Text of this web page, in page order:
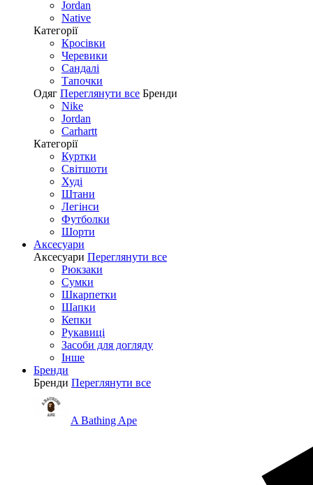
Jordan
Native
Категорії
Кросівки
Черевики
Сандалі
Tапочки
Одяг Переглянути все Бренди
Nike
Jordan
Carhartt
Категорії
Куртки
Світшоти
Худі
Штани
Легінси
Футболки
Шорти
Аксесуари
Аксесуари Переглянути все
Рюкзаки
Сумки
Шкарпетки
Шапки
Кепки
Рукавиці
Засоби для догляду
Інше
Бренди
Бренди Переглянути все
A Bathing Ape